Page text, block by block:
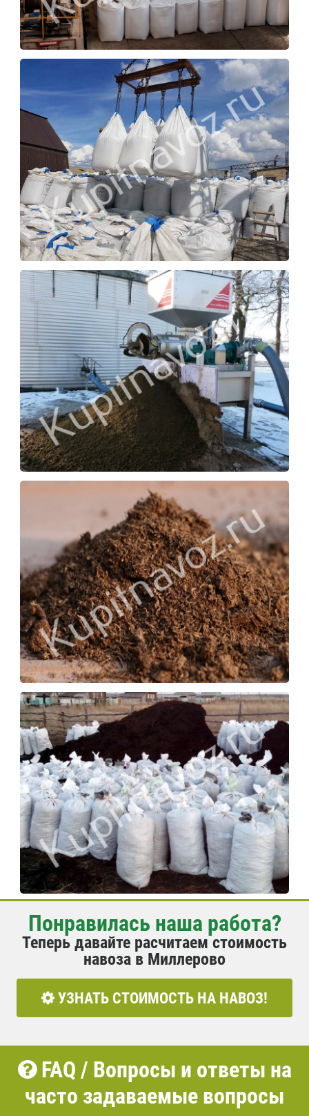
Понравилась наша работа?
Теперь давайте расчитаем стоимость
навоза в Миллерово
УЗНАТЬ СТОИМОСТЬ НА НАВОЗ!
FAQ / Вопросы и ответы на
часто задаваемые вопросы